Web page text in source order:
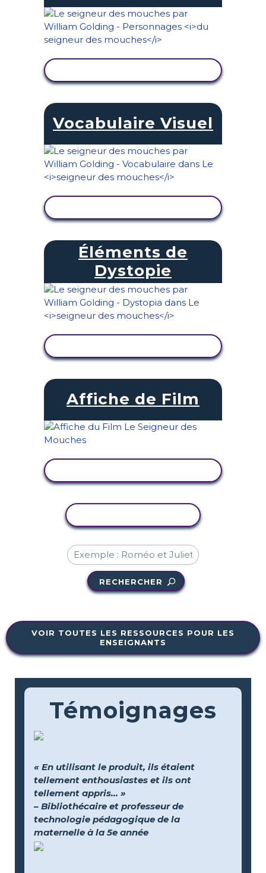
Vocabulaire Visuel
Éléments de
Dystopie
Affiche de Film
RECHERCHER
VOIR TOUTES LES RESSOURCES POUR LES
ENSEIGNANTS
Témoignages
« En utilisant le produit, ils étaient
tellement enthousiastes et ils ont
tellement appris... »
– Bibliothécaire et professeur de
technologie pédagogique de la
maternelle à la 5e année